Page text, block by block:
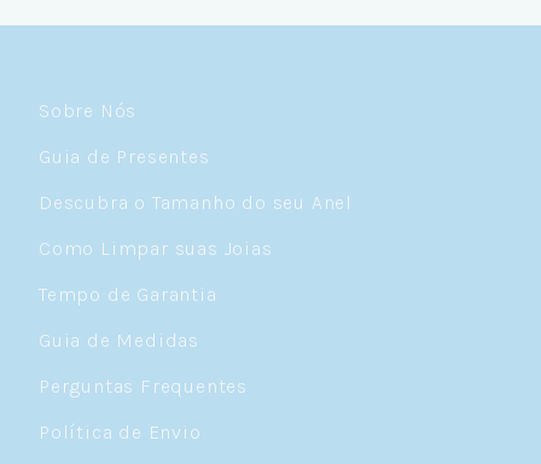
Sobre Nós
Guia de Presentes
Descubra o Tamanho do seu Anel
Como Limpar suas Joias
Tempo de Garantia
Guia de Medidas
Perguntas Frequentes
Política de Envio